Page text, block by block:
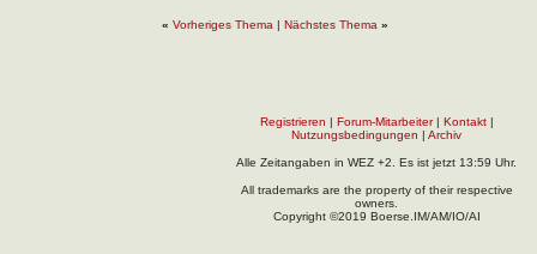
« Vorheriges Thema | Nächstes Thema »
Registrieren | Forum-Mitarbeiter| Kontakt|
Nutzungsbedingungen | Archiv
Alle Zeitangaben in WEZ +2. Es ist jetzt 13:59 Uhr.
All trademarks are the property of their respective
owners.
Copyright ©2019 Boerse.IM/AM/IO/AI